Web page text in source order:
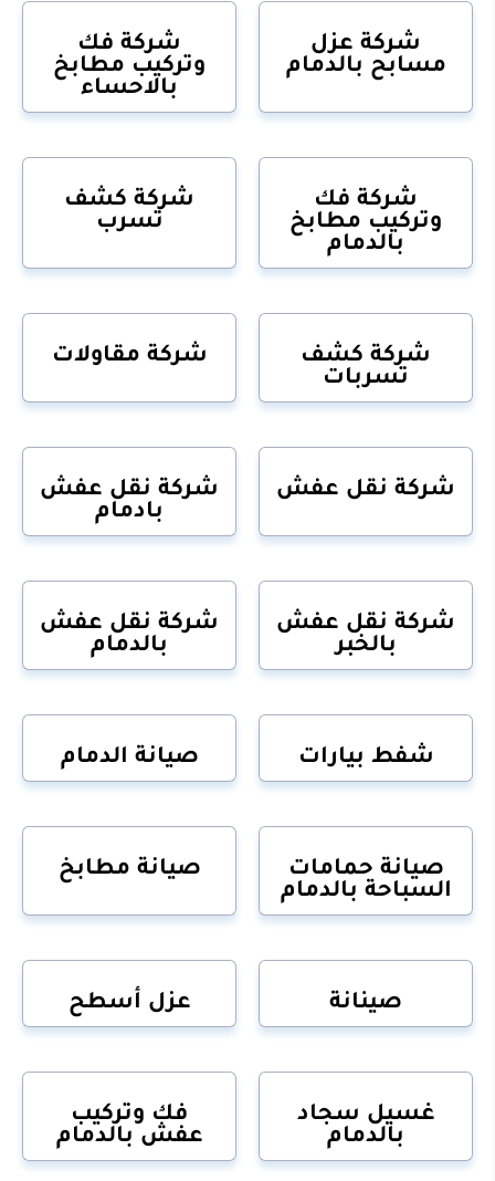
شركة عزل
مسابح بالدمام
شركة فك
وتركيب مطابخ
بالاحساء
شركة فك
وتركيب مطابخ
بالدمام
شركة كشف
تسرب
شركة كشف
تسربات
شركة مقاولات
شركة نقل عفش
شركة نقل عفش
بادمام
شركة نقل عفش
بالخبر
شركة نقل عفش
بالدمام
شفط بيارات صيانة الدمام
صيانة حمامات
السباحة بالدمام
صيانة مطابخ
صينانة عزل أسطح
غسيل سجاد
بالدمام
فك وتركيب
عفش بالدمام